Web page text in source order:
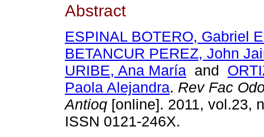
Abstract
ESPINAL BOTERO, Gabriel
BETANCUR PEREZ, John
URIBE, Ana María and
Paola Alejandra. Rev Fac
Antioq [online]. 2011, vol.23,
ISSN 0121-246X.